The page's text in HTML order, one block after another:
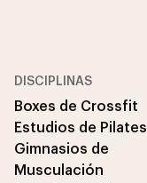
DISCIPLINAS
Boxes de Crossfit
Estudios de Pilates
Gimnasios de
Musculación